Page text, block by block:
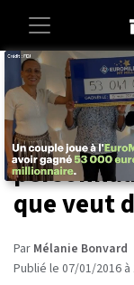
Accueil Lifestyle
Votre
est
que veut
Par Mélanie Bonvard
Publié le 07/01/2016 à